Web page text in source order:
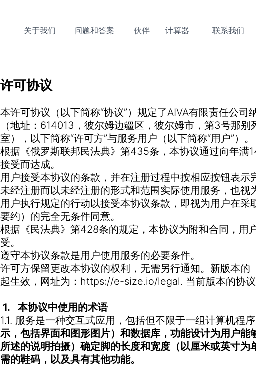
关于我们 伙伴
问题和答案 联系我们
计算器
许可协议
本许可协议（以下简称“协议”）规定了AIVA有限责任公司
（地址：614013，彼尔姆边疆区，彼尔姆市，第3号那
室），以下简称“许可方”与服务用户（以下简称“用户”）。
根据《俄罗斯联邦民法典》第435条，本协议通过向年满
接受而达成。
用户接受本协议的条款，并在注册过程中按相应按钮表示
未经注册而以未经注册的形式和范围实际使用服务，也视
用户执行规定的行动以接受本协议条款，即视为用户在采
要约）的完全无条件同意。
根据《民法典》第428条的规定，本协议为附和合同，用
受。
遵守本协议条款是用户使用服务的必要条件。
许可方保留更改本协议的权利，无需另行通知。新版本的
起生效，网址为：https://e-size.io/legal. 当前版本的协
1. 本协议中使用的术语
1.1. 服务是一种交互式应用，包括但不限于一组计算机程序
示，包括界面和图形图片）和数据库，功能设计为用户能
所述的说明拍摄）确定脚的长度和宽度（以厘米或英寸为
需的鞋码，以及具有其他功能。